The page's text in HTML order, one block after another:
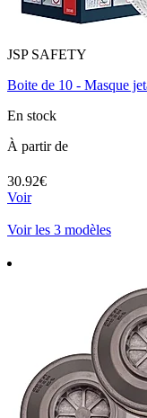
JSP SAFETY
Boite de 10 - Masque
En stock
À partir de
30.92€
Voir
Voir les 3 modèles